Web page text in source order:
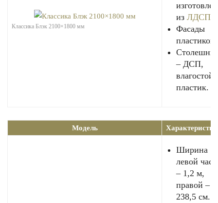
Классика Блэк 2100×1800 мм
изготовлен
из ЛДСП
Фасады
– ДСП,
пластик.
Модель
Ширина
левой
– 1,2 м,
правой –
238,5 см.